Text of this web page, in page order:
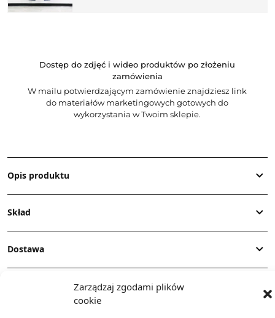
Zarządzaj zgodami plików
cookie
Dostęp do zdjęć i wideo produktów po złożeniu
zamówienia
W mailu potwierdzającym zamówienie znajdziesz link
do materiałów marketingowych gotowych do
wykorzystania w Twoim sklepie.
Opis produktu
Skład
Dostawa
Dodatkowe informacje